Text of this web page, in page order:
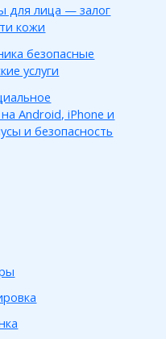
для лица — залог
кожи
безопасные
услуги
Android, iPhone и
и безопасность